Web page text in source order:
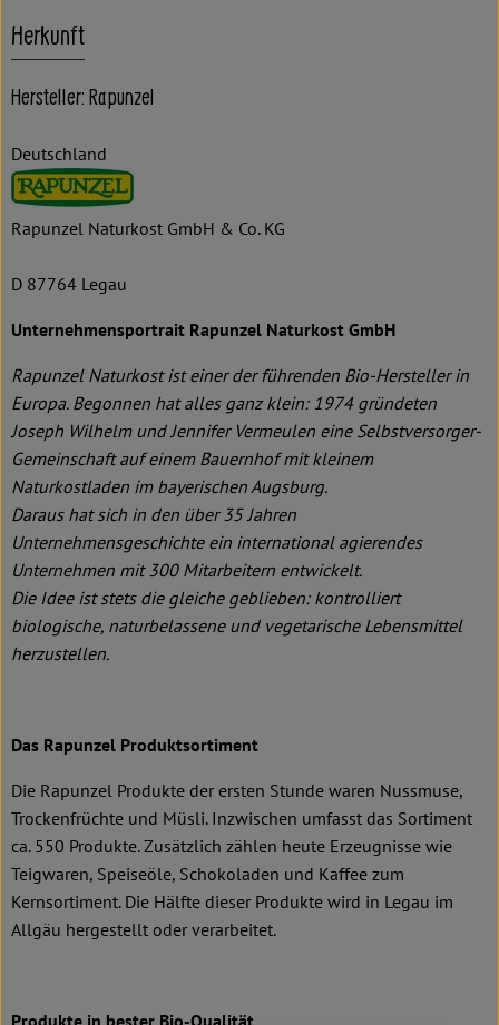
Herkunft
Hersteller: Rapunzel
Deutschland
Rapunzel Naturkost GmbH & Co. KG
D 87764 Legau
Unternehmensportrait Rapunzel Naturkost GmbH
Rapunzel Naturkost ist einer der führenden Bio-Hersteller in
Europa. Begonnen hat alles ganz klein: 1974 gründeten
Joseph Wilhelm und Jennifer Vermeulen eine Selbstversorger-
Gemeinschaft auf einem Bauernhof mit kleinem
Naturkostladen im bayerischen Augsburg.
Daraus hat sich in den über 35 Jahren
Unternehmensgeschichte ein international agierendes
Unternehmen mit 300 Mitarbeitern entwickelt.
Die Idee ist stets die gleiche geblieben: kontrolliert
biologische, naturbelassene und vegetarische Lebensmittel
herzustellen.
Das Rapunzel Produktsortiment
Die Rapunzel Produkte der ersten Stunde waren Nussmuse,
Trockenfrüchte und Müsli. Inzwischen umfasst das Sortiment
ca. 550 Produkte. Zusätzlich zählen heute Erzeugnisse wie
Teigwaren, Speiseöle, Schokoladen und Kaffee zum
Kernsortiment. Die Hälfte dieser Produkte wird in Legau im
Allgäu hergestellt oder verarbeitet.
Produkte in bester Bio-Qualität